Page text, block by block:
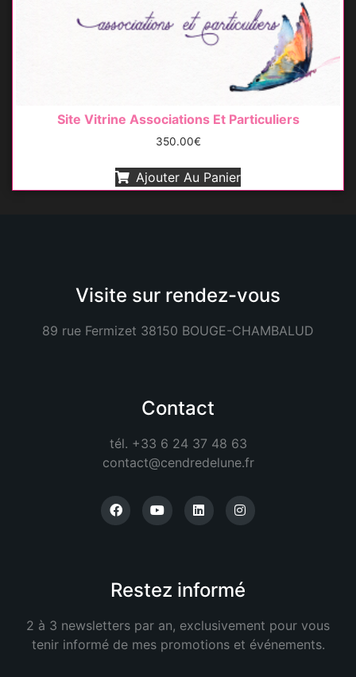
Site Vitrine Associations Et Particuliers
350.00€
Ajouter Au Panier
Visite sur rendez-vous
89 rue Fermizet 38150 BOUGE-CHAMBALUD
Contact
tél. +33 6 24 37 48 63
contact@cendredelune.fr
Restez informé
2 à 3 newsletters par an, exclusivement pour vous
tenir informé de mes promotions et événements.